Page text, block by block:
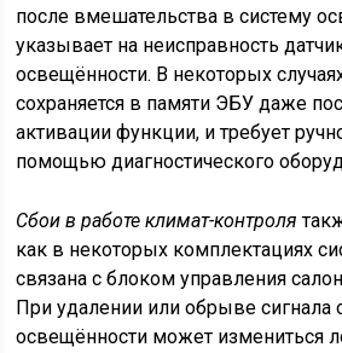
после вмешательства в систему
указывает на неисправность
освещённости. В некоторых
сохраняется в памяти ЭБУ даже
активации функции, и требует
помощью диагностического
Сбои в работе климат-контроля
как в некоторых комплектациях
связана с блоком управления
При удалении или обрыве сигнала
освещённости может измениться